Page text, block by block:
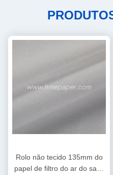
Rolo não tecido 135mm do
papel de filtro do ar do saco